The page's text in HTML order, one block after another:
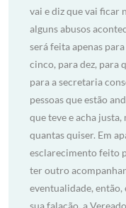
vai e diz que vai ficar
alguns abusos
será feita apenas
cinco, para dez, para
para a secretaria
pessoas que estão
que teve e acha
quantas quiser. Em
esclarecimento feito
ter outro
eventualidade,
sua falação, a